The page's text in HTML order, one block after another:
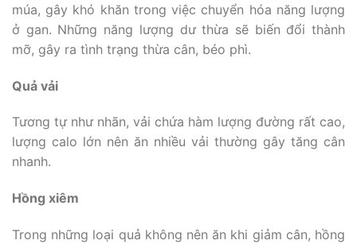
múa, gây khó khăn trong việc chuyển hóa năng lượng
ở gan. Những năng lượng dư thừa sẽ biến đổi thành
mỡ, gây ra tình trạng thừa cân, béo phì.
Quả vải
Tương tự như nhãn, vải chứa hàm lượng đường rất cao,
lượng calo lớn nên ăn nhiều vải thường gây tăng cân
nhanh.
Hồng xiêm
Trong những loại quả không nên ăn khi giảm cân, hồng